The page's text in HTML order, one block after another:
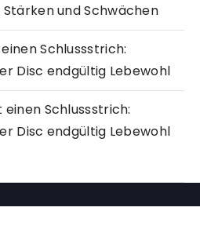
und Schwächen
Schlussstrich:
Disc endgültig Lebewohl
einen Schlussstrich:
Disc endgültig Lebewohl